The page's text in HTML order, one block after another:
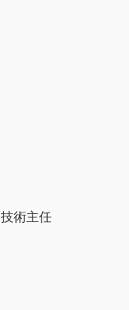
術主任